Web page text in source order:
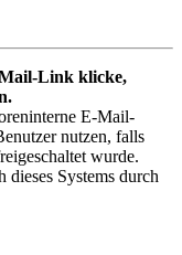
Link klicke,
E-Mail-
nutzen, falls
wurde.
dieses Systems durch